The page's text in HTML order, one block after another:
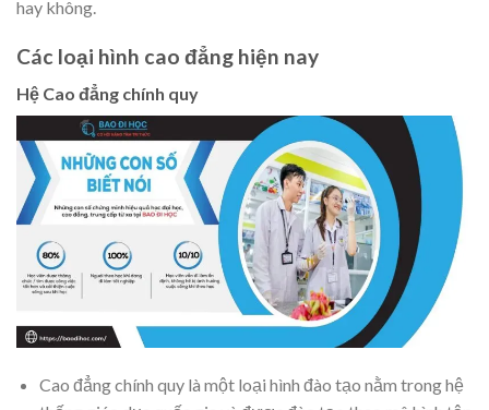
hay không.
Các loại hình cao đẳng hiện nay
Hệ Cao đẳng chính quy
Cao đẳng chính quy là một loại hình đào tạo nằm trong hệ